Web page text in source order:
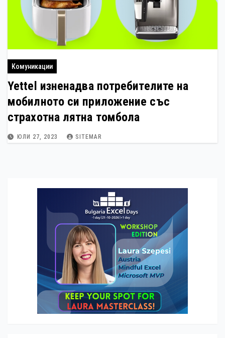
Комуникации
Yettel изненадва потребителите на
мобилното си приложение със
страхотна лятна томбола
ЮЛИ 27, 2023 SITEMAR